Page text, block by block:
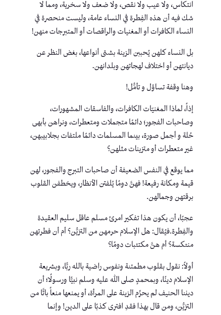
انتكاس، ولا عيب ولا نقص، ولا ضعف ولا سخرية، ومما لا
شك فيه أن هذه الفِطرة في النساء عامة، وليست منحصرة في
النساء الكافرات أو المغنيات والراقصات أو المتبرجات منهن!
بل النساء كلهن يُحببن الزينة بشتى أنواعها، بغض النظر عن
ديانتهن أو اختلاف لهجاتهن وبلدانهن.
وهنا وقفة تساؤل و تأمُّل!
إذاً، لماذا المغنيّات الكافرات، والفاسقات المشهورات،
وصاحبات الفجور؛ دائمًا متجملات ومتعطرات، ونراهن بأبهى
حُلة و أجمل صورة، بينما المسلمات دائمًا ملتفات بجلابيبهن،
غير متعطرات أو متزينات مثلهن؟
مما يوقع في النفس الضعيفة أن صاحبات التبرج والفجور، لهن
قيمة ومكانة رفيعة! فهنَّ دومًا يُلفتن الأنظار، ويخطفن القلوب
برقتهن وجمالهن.
عجبًا، أن يكون هذا تفكير امرئ مسلم عاقل سليم العقيدة
والفِطرة.فيُقال: هل الإسلام حرمهن من التزيُّن؟ أم أن فطرتهن
منتكسة؟ أم هنَّ مكتئبات دومًا؟
أولاً: نقول بقلوب مطمئنة ونفوس راضية بالله ربًّا، وبشريعة
الإسلام دينًا، وبمحمدٍ صلى الله عليه وسلم نبيًّا ورسولًا؛ أن
ديننا الحنيف لم يحرِّم الزينة على المرأة، أو يمنعها منعاً باتَّا من
التزيُّن، ومن قال بهذا فقدِ افترى كذبًا على الدين! وإنما